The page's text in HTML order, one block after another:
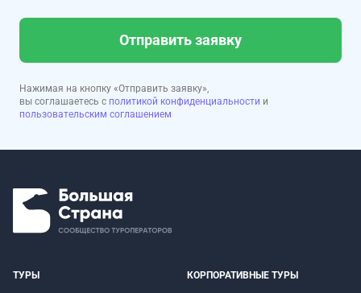
Отправить заявку
Нажимая на кнопку «Отправить заявку»,
вы соглашаетесь с политикой конфиденциальности и
пользовательским соглашением
ТУРЫ КОРПОРАТИВНЫЕ ТУРЫ